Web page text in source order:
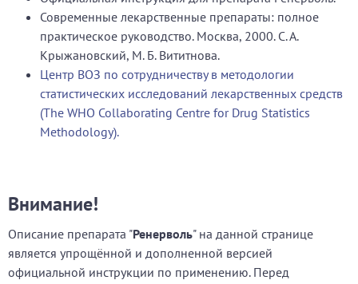
Современные лекарственные препараты: полное
практическое руководство. Москва, 2000. С. А.
Крыжановский, М. Б. Вититнова.
Центр ВОЗ по сотрудничеству в методологии
статистических исследований лекарственных средств
(The WHO Collaborating Centre for Drug Statistics
Methodology).
Внимание!
Описание препарата "Ренерволь" на данной странице
является упрощённой и дополненной версией
официальной инструкции по применению. Перед